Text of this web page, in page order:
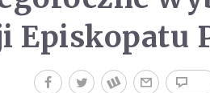
Episkopatu